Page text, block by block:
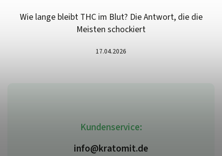
Kundenservice:
info@kratomit.de
Wie lange bleibt THC im Blut? Die Antwort, die die
Meisten schockiert
17.04.2026